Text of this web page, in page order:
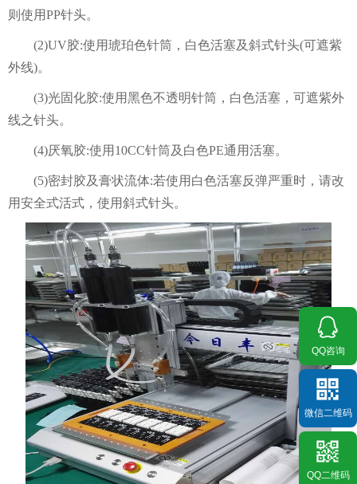
QQ咨询
微信二维码
QQ二维码
则使用PP针头。
(2)UV胶:使用琥珀色针筒，白色活塞及斜式针头(可遮紫
外线)。
(3)光固化胶:使用黑色不透明针筒，白色活塞，可遮紫外
线之针头。
(4)厌氧胶:使用10CC针筒及白色PE通用活塞。
(5)密封胶及膏状流体:若使用白色活塞反弹严重时，请改
用安全式活式，使用斜式针头。